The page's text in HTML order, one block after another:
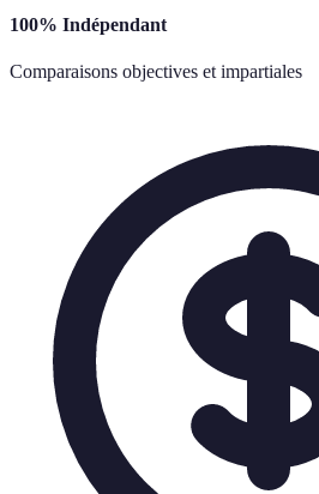
100% Indépendant
Comparaisons objectives et impartiales